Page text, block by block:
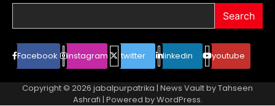
Search
Facebook instagram twitter linkedin youtube
Copyright © 2026 jabalpurpatrika | News Vault byTahseen
Ashrafi | Powered byWordPress.